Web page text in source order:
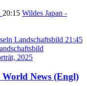
20:15 Wildes Japan -
Landschaftsbild 21:45
2025
News (Engl)